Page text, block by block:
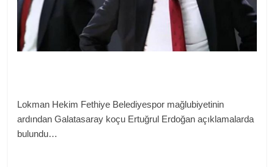
Lokman Hekim Fethiye Belediyespor mağlubiyetinin
ardından Galatasaray koçu Ertuğrul Erdoğan açıklamalarda
bulundu…